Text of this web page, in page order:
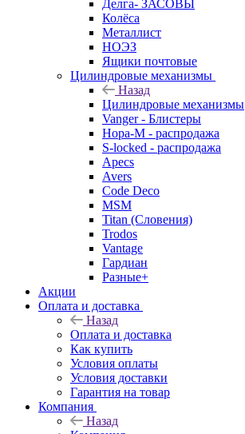
Делга- ЗАСОВЫ
Колёса
Металлист
НОЭЗ
Ящики почтовые
Цилиндровые механизмы
Назад
Цилиндровые механизмы
Vanger - Блистеры
Нора-М - распродажа
S-locked - распродажа
Apecs
Avers
Code Deco
MSM
Titan (Словения)
Trodos
Vantage
Гардиан
Разные+
Акции
Оплата и доставка
Назад
Оплата и доставка
Как купить
Условия оплаты
Условия доставки
Гарантия на товар
Компания
Назад